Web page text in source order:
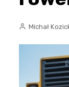
Michał